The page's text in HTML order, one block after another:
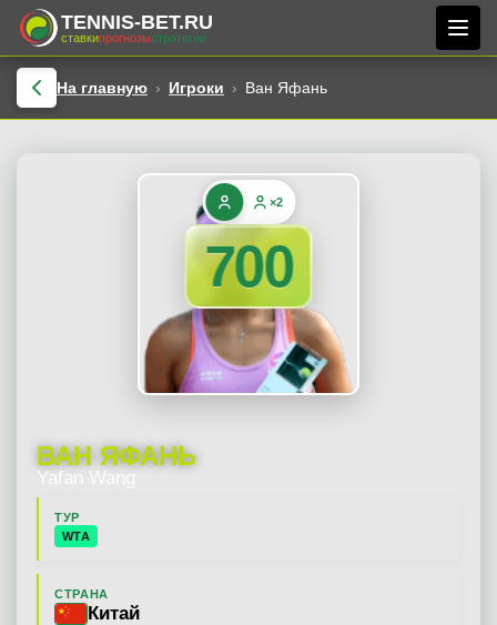
TENNIS-BET.RU
ставкипрогнозыстратегии
На главную Игроки Ван Яфань
ВАН ЯФАНЬ
Yafan Wang
ТУР
WTA
СТРАНА
Китай
×2
700